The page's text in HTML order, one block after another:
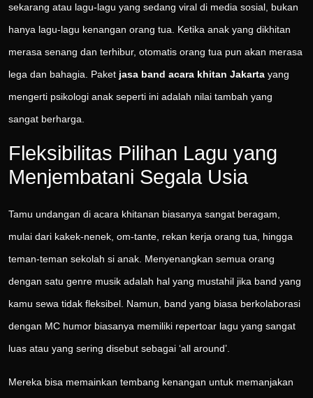
sekarang atau lagu-lagu yang sedang viral di media sosial, bukan
hanya lagu-lagu kenangan orang tua. Ketika anak yang dikhitan
merasa senang dan terhibur, otomatis orang tua pun akan merasa
lega dan bahagia. Paket jasa band acara khitan Jakarta yang
mengerti psikologi anak seperti ini adalah nilai tambah yang
sangat berharga.
Fleksibilitas Pilihan Lagu yang
Menjembatani Segala Usia
Tamu undangan di acara khitanan biasanya sangat beragam,
mulai dari kakek-nenek, om-tante, rekan kerja orang tua, hingga
teman-teman sekolah si anak. Menyenangkan semua orang
dengan satu genre musik adalah hal yang mustahil jika band yang
kamu sewa tidak fleksibel. Namun, band yang biasa berkolaborasi
dengan MC humor biasanya memiliki repertoar lagu yang sangat
luas atau yang sering disebut sebagai ‘all around’.
Mereka bisa memainkan tembang kenangan untuk memanjakan